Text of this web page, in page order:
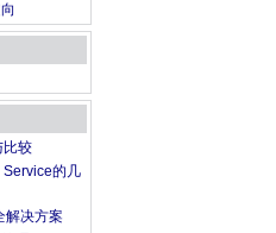
比较
的几
解决方案